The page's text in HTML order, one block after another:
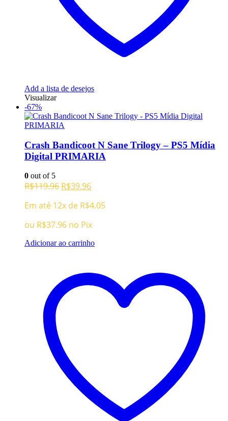
Add a lista de desejos
Visualizar
-67%
Crash Bandicoot N Sane Trilogy – PS5 Mídia
Digital PRIMARIA
0 out of 5
R$119.96 O
original
era:
R$119.96.
R$39.96O
atual
R$39.96.
Em até 12x de R$4.05
ou R$37.96 no Pix
Adicionar ao carrinho